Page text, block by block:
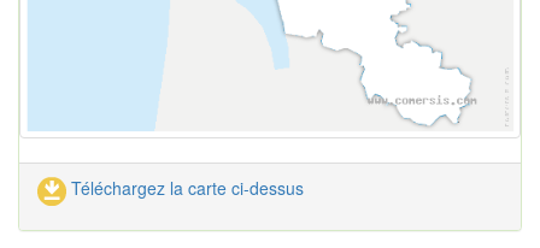
Téléchargez la carte ci-dessus